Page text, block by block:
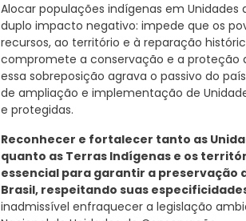
Alocar populações indígenas em
duplo impacto negativo: impede que os
recursos, ao território e à reparação
compromete a conservação e a proteção
essa sobreposição agrava o passivo do
de ampliação e implementação de
e protegidas.
Reconhecer e fortalecer tanto as
quanto as Terras Indígenas e os
essencial para garantir a
Brasil, respeitando suas
inadmissível enfraquecer a legislação